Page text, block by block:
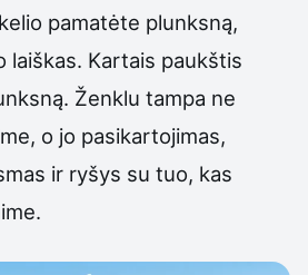
pamatėte plunksną,
laiškas. Kartais paukštis
Ženklu tampa ne
o jo pasikartojimas,
ir ryšys su tuo, kas